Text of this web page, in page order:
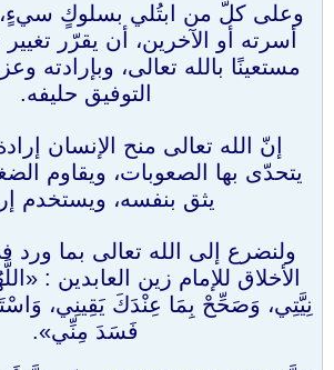
وعلى كلّ من ابتُلي بسلوكٍ سيءٍ،
أسرته أو الآخرين، أن يقرّر
مستعينًا بالله تعالى، وبإرادته
التوفيق حليفه.
إنّ الله تعالى منح الإنسان
يتحدّى بها الصعوبات، ويقاوم
يثق بنفسه، ويستخدم
ولنضرع إلى الله تعالى بما ورد
الأخلاق للإمام زين العابدين :
نِيَّتِي، وَصَحِّحْ بِمَا عِنْدَكَ يَقِينِي،
فَسَدَ مِنِّي».